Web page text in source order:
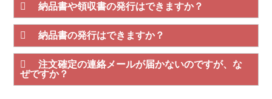
納品書や領収書の発行はできますか？
納品書の発行はできますか？
注文確定の連絡メールが届かないのですが、な
ぜですか？